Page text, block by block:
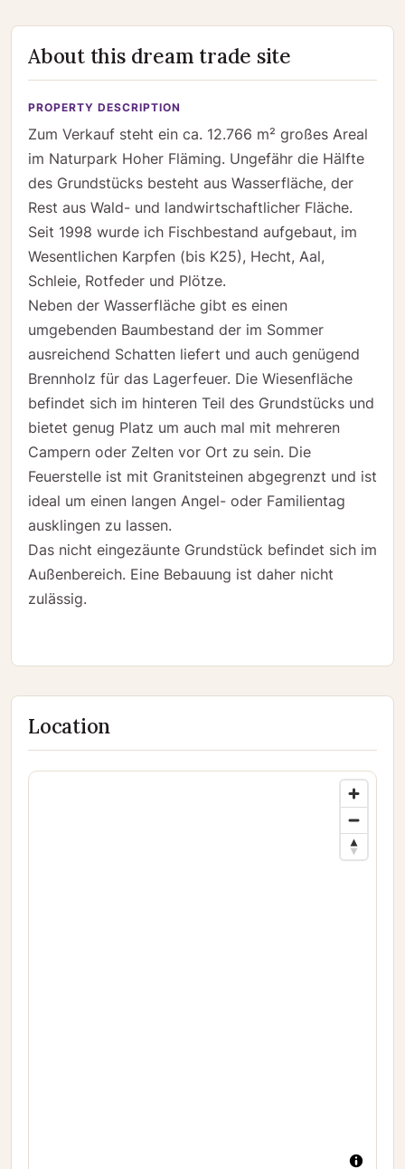
About this dream trade site
PROPERTY DESCRIPTION
Zum Verkauf steht ein ca. 12.766 m² großes Areal
im Naturpark Hoher Fläming. Ungefähr die Hälfte
des Grundstücks besteht aus Wasserfläche, der
Rest aus Wald- und landwirtschaftlicher Fläche.
Seit 1998 wurde ich Fischbestand aufgebaut, im
Wesentlichen Karpfen (bis K25), Hecht, Aal,
Schleie, Rotfeder und Plötze.
Neben der Wasserfläche gibt es einen
umgebenden Baumbestand der im Sommer
ausreichend Schatten liefert und auch genügend
Brennholz für das Lagerfeuer. Die Wiesenfläche
befindet sich im hinteren Teil des Grundstücks und
bietet genug Platz um auch mal mit mehreren
Campern oder Zelten vor Ort zu sein. Die
Feuerstelle ist mit Granitsteinen abgegrenzt und ist
ideal um einen langen Angel- oder Familientag
ausklingen zu lassen.
Das nicht eingezäunte Grundstück befindet sich im
Außenbereich. Eine Bebauung ist daher nicht
zulässig.
Location